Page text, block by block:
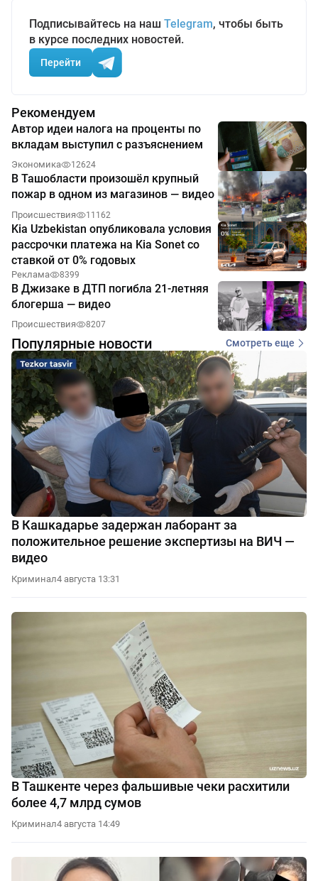
Подписывайтесь на наш Telegram, чтобы быть
в курсе последних новостей.
Перейти
Рекомендуем
Автор идеи налога на проценты по
вкладам выступил с разъяснением
Экономика 12624
В Ташобласти произошёл крупный
пожар в одном из магазинов — видео
Происшествия 11162
Kia Uzbekistan опубликовала условия
рассрочки платежа на Kia Sonet со
ставкой от 0% годовых
Реклама 8399
В Джизаке в ДТП погибла 21-летняя
блогерша — видео
Происшествия 8207
Популярные новости Смотреть еще
В Кашкадарье задержан лаборант за
положительное решение экспертизы на ВИЧ —
видео
Криминал4 августа 13:31
В Ташкенте через фальшивые чеки расхитили
более 4,7 млрд сумов
Криминал4 августа 14:49